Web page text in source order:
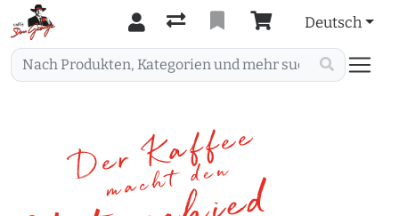
Deutsch
Der Kaffee
macht den